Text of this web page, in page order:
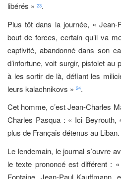
libérés » 23.
Plus tôt dans la journée, « Jean-
bout de forces, certain qu’il va
captivité, abandonné dans son
d’infortune, voit surgir, pistolet au
à les sortir de là, défiant les
leurs kalachnikovs » 24.
Cet homme, c’est Jean-Charles
Charles Pasqua : « Ici Beyrouth,
plus de Français détenus au
Le lendemain, le journal s’ouvre
le texte prononcé est différent :
Fontaine, Jean-Paul Kauffmann,